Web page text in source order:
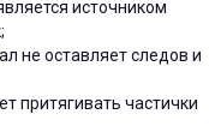
источником
не оставляет следов и
притягивать частички